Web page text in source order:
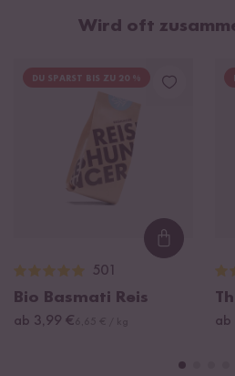
Wird oft
DU SPARST BIS ZU 20 %
501
Bio Basmati Reis
ab 3,99 € ab